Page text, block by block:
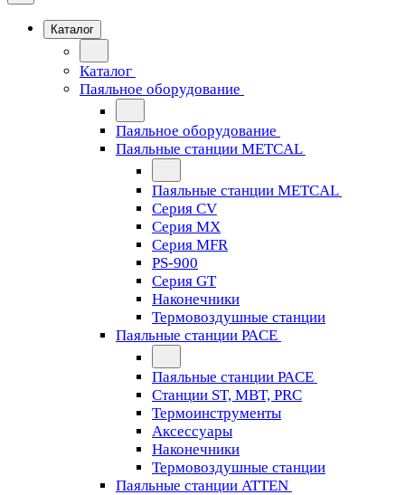
Каталог
Каталог
Паяльное оборудование
Паяльное оборудование
Паяльные станции METCAL
Паяльные станции METCAL
Серия CV
Серия MX
Серия MFR
PS-900
Серия GT
Наконечники
Термовоздушные станции
Паяльные станции PACE
Паяльные станции PACE
Станции ST, MBT, PRC
Термоинструменты
Аксессуары
Наконечники
Термовоздушные станции
Паяльные станции ATTEN